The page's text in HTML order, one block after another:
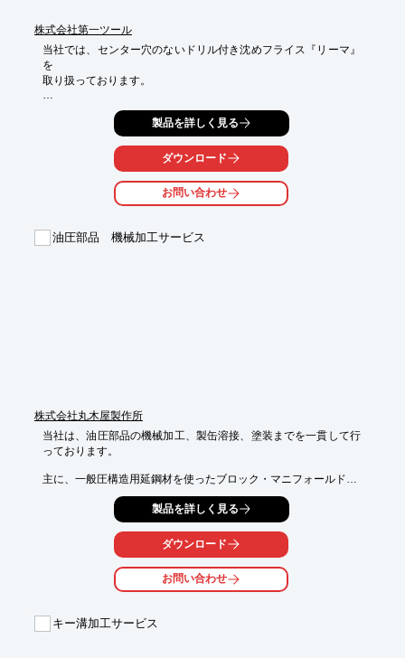
株式会社第一ツール
当社では、センター穴のないドリル付き沈めフライス『リーマ』
を
取り扱っております。
切粉が底に溜まらず後方に排出。また、シャンク移動することに
加工深さを自由自在にすることが可能です。
【ラインアップ】
■RZ-S　ハイス
(HSS-Co)右刃右ネジレ30°
(超微粒子)右刃右ネジレ30°
製品を詳しく見る
ダウンロード
お問い合わせ
油圧部品 機械加工サービス
株式会社丸木屋製作所
当社は、油圧部品の機械加工、製缶溶接、塗装までを一貫して行
っております。
主に、一般圧構造用延鋼材を使ったブロック・マニフォールドの
O-リングポート加工を得意としています。
また、機械加工だけでなく板金部品の曲げ、溶接、塗装加工もで
それぞれを組み合わせた製品のご提案も可能です。
■受注生産での油圧系部品の機械加工
■曲げ、板金溶接、塗装による加工
製品を詳しく見る
ダウンロード
お問い合わせ
キー溝加工サービス